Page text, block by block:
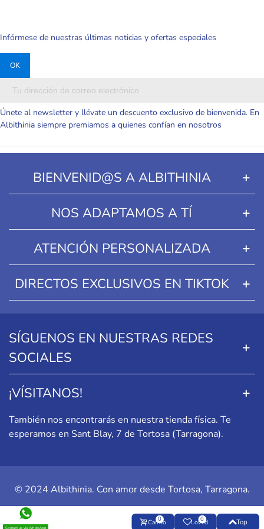
Infórmese de nuestras últimas noticias y ofertas especiales
Únete al newsletter y llévate un descuento exclusivo de bienvenida. En
Albithinia siempre premiamos a quienes confían en nosotros
BIENVENID@S A ALBITHINIA
NOS ADAPTAMOS A TÍ
ATENCIÓN PERSONALIZADA
DIRECTOS EXCLUSIVOS EN TIKTOK
Contact us via WhatsApp
SÍGUENOS EN NUESTRAS REDES
SOCIALES
¡VÍSITANOS!
También nos encontrarás en nuestra tienda física. Te
esperamos en Sant Blay, 7 de Tortosa (Tarragona).
© 2024 Albithinia. Con amor desde Tortosa, Tarragona.
Carrito
0 Loved
0 Top